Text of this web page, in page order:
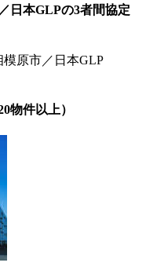
日本GLPの3者間協定
物件以上）